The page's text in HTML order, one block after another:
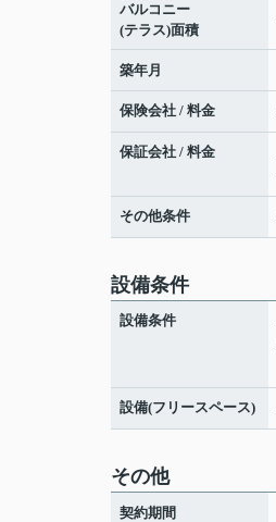
バルコニー
(テラス)面積
築年月
保険会社 / 料金
保証会社 / 料金
その他条件
設備条件
設備条件
設備(フリースペース)
その他
契約期間